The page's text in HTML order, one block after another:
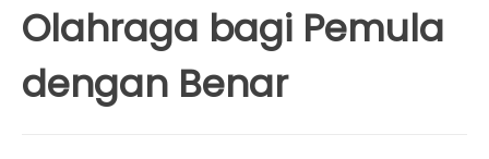
Olahraga bagi Pemula
dengan Benar